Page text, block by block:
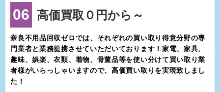
06 高価買取０円から～
奈良不用品回収ゼロでは、それぞれの買い取り得意分野の専
門業者と業務提携させていただいております！家電、家具、
趣味、娯楽、衣類、着物、骨董品等を使い分けて買い取り業
者様がいらっしゃいますので、高価買い取りを実現致しまし
た！